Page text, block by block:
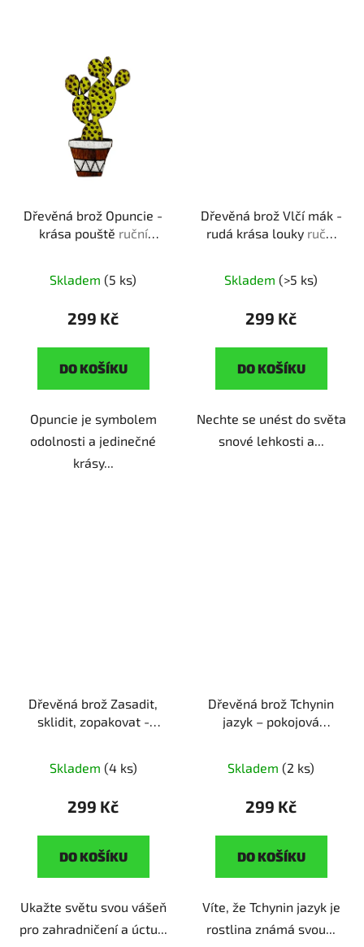
Dřevěná brož Opuncie -
krása pouště ruční
Skladem (5 ks)
299 Kč
DO KOŠÍKU
Opuncie je symbolem
odolnosti a jedinečné
krásy...
Dřevěná brož Vlčí mák -
rudá krása louky ruční
Skladem (>5 ks)
299 Kč
DO KOŠÍKU
Nechte se unést do světa
snové lehkosti a...
Dřevěná brož Zasadit,
sklidit, zopakovat -
dárek pro zahrádkáře
Skladem (4 ks)
299 Kč
DO KOŠÍKU
Ukažte světu svou vášeň
pro zahradničení a úctu...
Dřevěná brož Tchynin
jazyk – pokojová
milovníky pokojových
Skladem (2 ks)
299 Kč
DO KOŠÍKU
Víte, že Tchynin jazyk je
rostlina známá svou...